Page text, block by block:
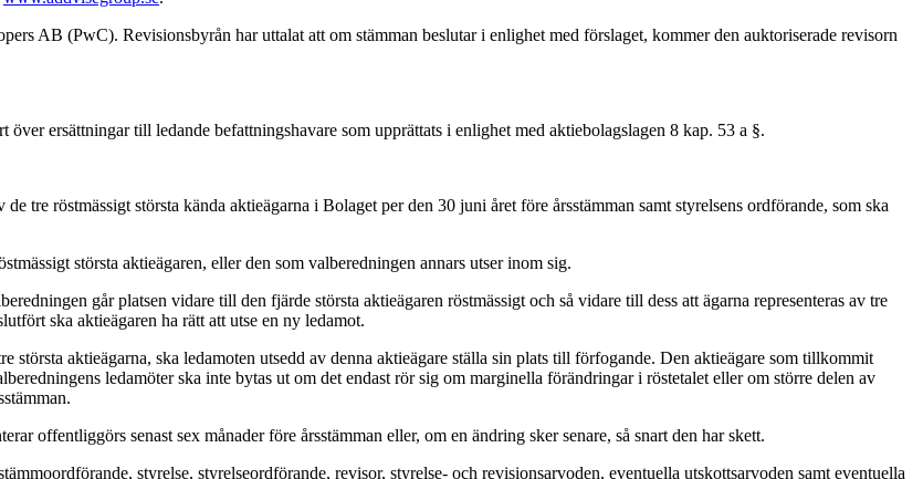
AB (PwC). Revisionsbyrån har uttalat att om stämman beslutar i enlighet med förslaget, kommer den auktoriserade revisorn
över ersättningar till ledande befattningshavare som upprättats i enlighet med aktiebolagslagen 8 kap. 53 a §.
tre röstmässigt största kända aktieägarna i Bolaget per den 30 juni året före årsstämman samt styrelsens ordförande, som ska
största aktieägaren, eller den som valberedningen annars utser inom sig.
går platsen vidare till den fjärde största aktieägaren röstmässigt och så vidare till dess att ägarna representeras av tre
ska aktieägaren ha rätt att utse en ny ledamot.
största aktieägarna, ska ledamoten utsedd av denna aktieägare ställa sin plats till förfogande. Den aktieägare som tillkommit
ledamöter ska inte bytas ut om det endast rör sig om marginella förändringar i röstetalet eller om större delen av
offentliggörs senast sex månader före årsstämman eller, om en ändring sker senare, så snart den har skett.
styrelse, styrelseordförande, revisor, styrelse- och revisionsarvoden, eventuella utskottsarvoden samt eventuella